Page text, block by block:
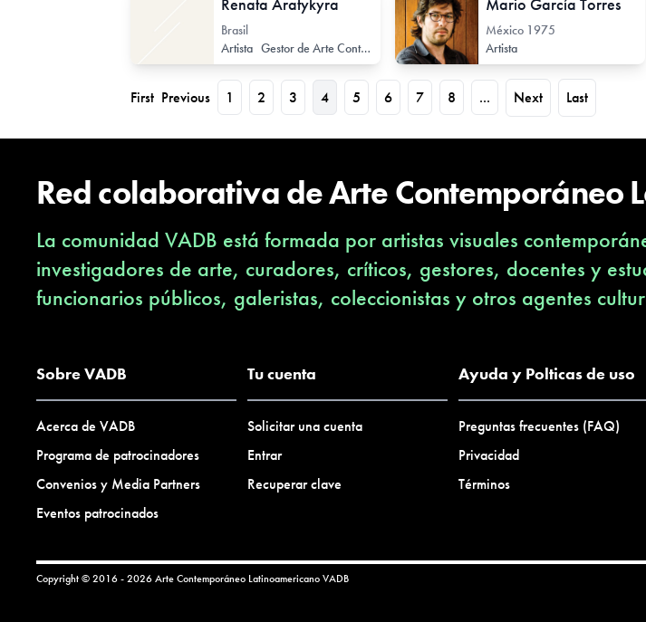
Brasil
Artista Gestor de Arte Contemporáneo
México 1975
Artista
First Previous 1 2 3 4 5 6 7 8 ... Next Last
Red colaborativa de Arte Contemporáneo
La comunidad VADB está formada por artistas visuales
investigadores de arte, curadores, críticos, gestores, docentes y
funcionarios públicos, galeristas, coleccionistas y otros agentes
Sobre VADB
Acerca de VADB
Programa de patrocinadores
Convenios y Media Partners
Eventos patrocinados
Tu cuenta
Solicitar una cuenta
Entrar
Recuperar clave
Ayuda y Polticas de uso
Preguntas frecuentes (FAQ)
Privacidad
Términos
Copyright © 2016 - 2026 Arte Contemporáneo LatinoamericanoVADB